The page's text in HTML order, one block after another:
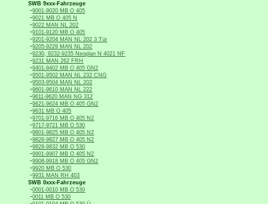
SWB 9xxx-Fahrzeuge
-9001-9020 MB O 405
-9021 MB O 405 N
-9022 MAN NL 202
-9101-9120 MB O 405
-9201-9204 MAN NL 202 3 Tür
-9205-9229 MAN NL 202
-9230, 9232-9235 Neoplan N 4021 NF
-9231 MAN 262 FRH
-9401-9402 MB O 405 GN2
-9501-9502 MAN NL 232 CNG
-9503-9504 MAN NL 202
-9601-9610 MAN NL 222
-9611-9620 MAN NG 312
-9621-9624 MB O 405 GN2
-9631 MB O 405
-9701-9716 MB O 405 N2
-9717-9721 MB O 530
-9801-9825 MB O 405 N2
-9826-9827 MB O 405 N2
-9828-9832 MB O 530
-9901-9907 MB O 405 N2
-9908-9918 MB O 405 GN2
-9920 MB O 530
-9931 MAN RH 403
SWB 0xxx-Fahrzeuge
-0001-0010 MB O 530
-0011 MB O 530